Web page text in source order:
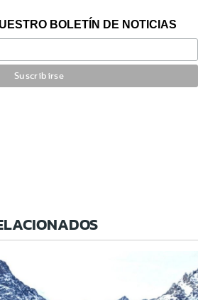
BOLETÍN DE NOTICIAS